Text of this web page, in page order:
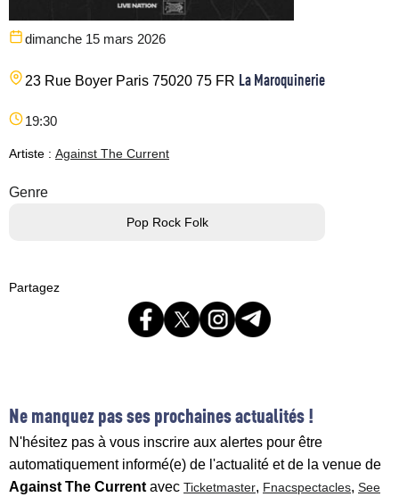
dimanche 15 mars 2026
23 Rue Boyer Paris 75020 75 FR La Maroquinerie
19:30
Artiste : Against The Current
Genre
Pop Rock Folk
Partagez
Ne manquez pas ses prochaines actualités !
N'hésitez pas à vous inscrire aux alertes pour être
automatiquement informé(e) de l'actualité et de la venue de
Against The Current avec Ticketmaster, Fnacspectacles, See